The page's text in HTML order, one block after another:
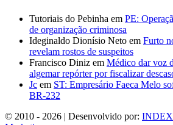
Tutoriais do Pebinha em PE:
de organização criminosa
Ideginaldo Dionísio Neto em Furto
revelam rostos de suspeitos
Francisco Diniz em Médico dar voz
algemar repórter por fiscalizar
Jc em ST: Empresário Faeca Melo
BR-232
© 2010 - 2026 | Desenvolvido por: